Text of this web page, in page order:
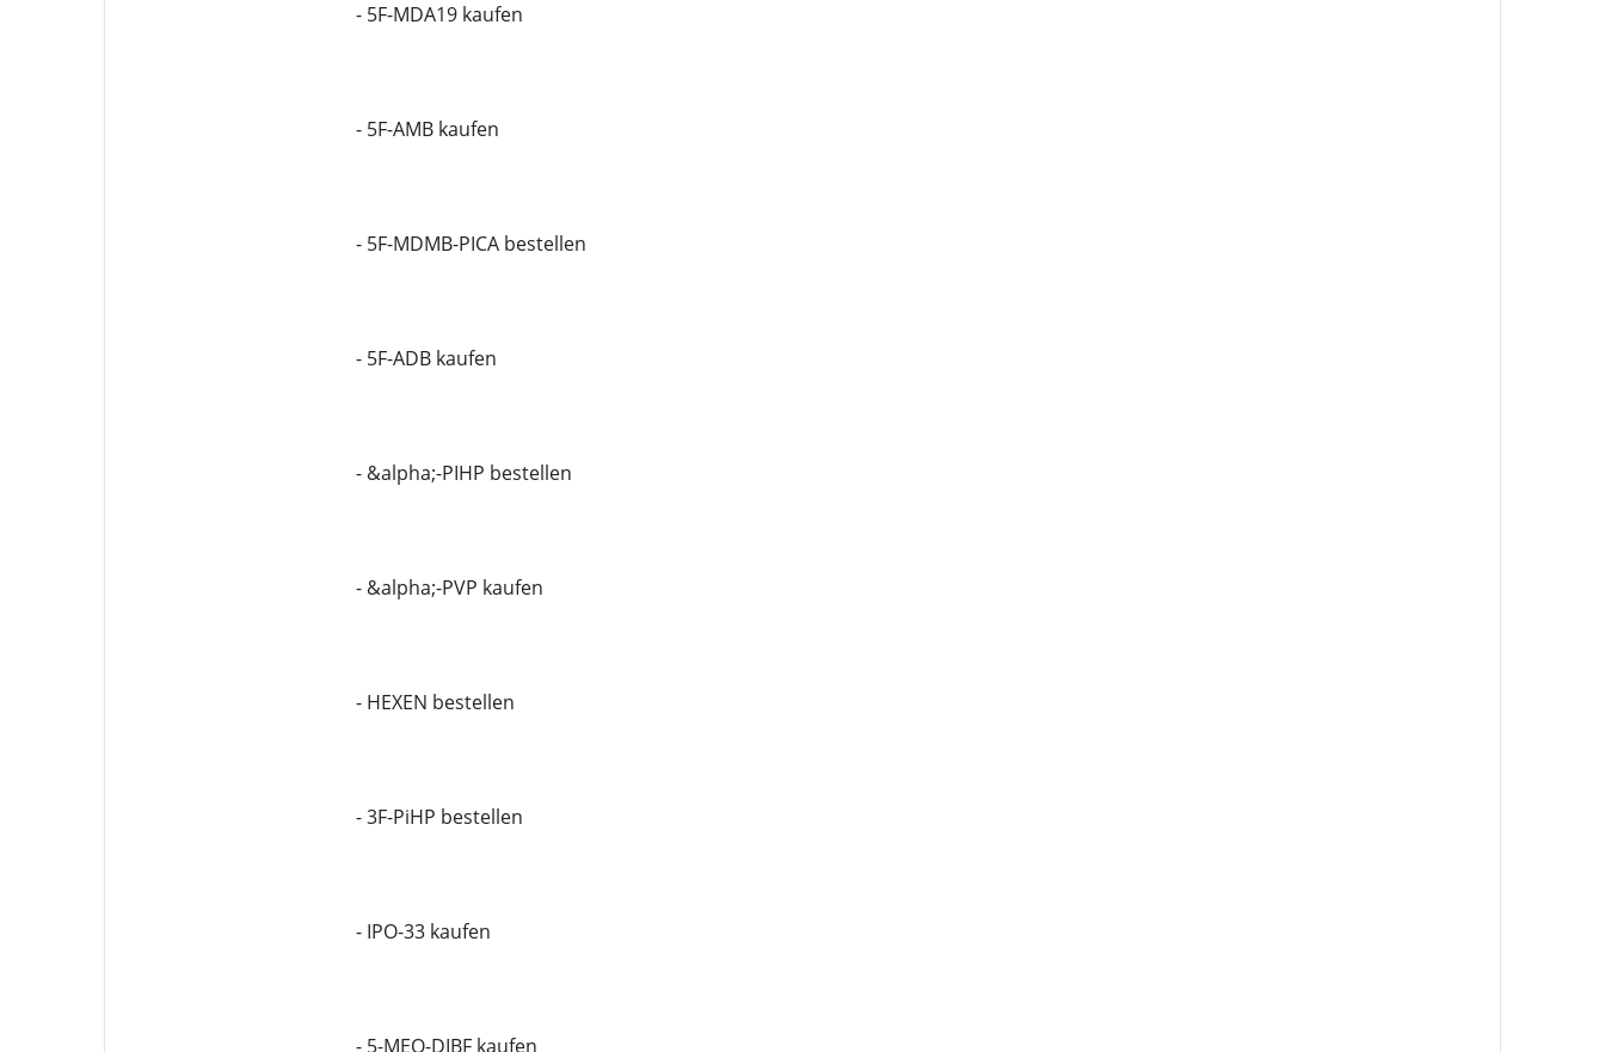
- 5F-MDA19 kaufen
- 5F-AMB kaufen
- 5F-MDMB-PICA bestellen
- 5F-ADB kaufen
- &alpha;-PIHP bestellen
- &alpha;-PVP kaufen
- HEXEN bestellen
- 3F-PiHP bestellen
- IPO-33 kaufen
- 5-MEO-DIBF kaufen